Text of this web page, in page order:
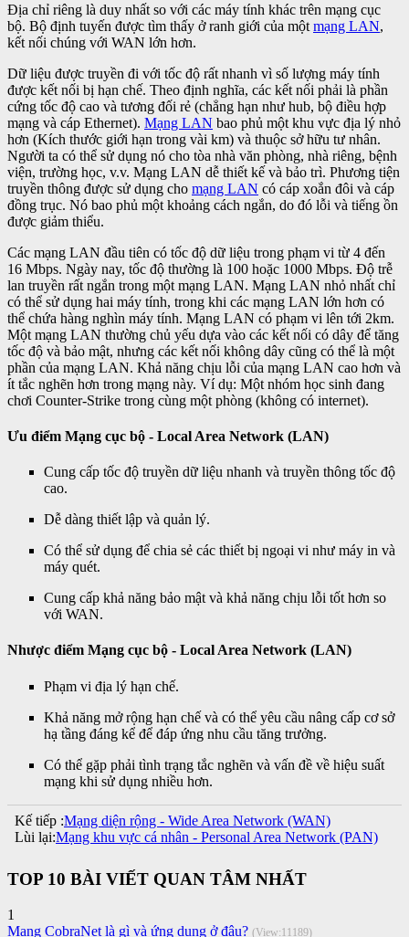
Địa chỉ riêng là duy nhất so với các máy tính khác trên mạng cục
bộ. Bộ định tuyến được tìm thấy ở ranh giới của một mạng LAN,
kết nối chúng với WAN lớn hơn.
Dữ liệu được truyền đi với tốc độ rất nhanh vì số lượng máy tính
được kết nối bị hạn chế. Theo định nghĩa, các kết nối phải là phần
cứng tốc độ cao và tương đối rẻ (chẳng hạn như hub, bộ điều hợp
mạng và cáp Ethernet). Mạng LAN bao phủ một khu vực địa lý nhỏ
hơn (Kích thước giới hạn trong vài km) và thuộc sở hữu tư nhân.
Người ta có thể sử dụng nó cho tòa nhà văn phòng, nhà riêng, bệnh
viện, trường học, v.v. Mạng LAN dễ thiết kế và bảo trì. Phương tiện
truyền thông được sử dụng cho mạng LAN có cáp xoắn đôi và cáp
đồng trục. Nó bao phủ một khoảng cách ngắn, do đó lỗi và tiếng ồn
được giảm thiểu.
Các mạng LAN đầu tiên có tốc độ dữ liệu trong phạm vi từ 4 đến
16 Mbps. Ngày nay, tốc độ thường là 100 hoặc 1000 Mbps. Độ trễ
lan truyền rất ngắn trong một mạng LAN. Mạng LAN nhỏ nhất chỉ
có thể sử dụng hai máy tính, trong khi các mạng LAN lớn hơn có
thể chứa hàng nghìn máy tính. Mạng LAN có phạm vi lên tới 2km.
Một mạng LAN thường chủ yếu dựa vào các kết nối có dây để tăng
tốc độ và bảo mật, nhưng các kết nối không dây cũng có thể là một
phần của mạng LAN. Khả năng chịu lỗi của mạng LAN cao hơn và
ít tắc nghẽn hơn trong mạng này. Ví dụ: Một nhóm học sinh đang
chơi Counter-Strike trong cùng một phòng (không có internet).
Ưu điểm Mạng cục bộ - Local Area Network (LAN)
Cung cấp tốc độ truyền dữ liệu nhanh và truyền thông tốc độ
cao.
Dễ dàng thiết lập và quản lý.
Có thể sử dụng để chia sẻ các thiết bị ngoại vi như máy in và
máy quét.
Cung cấp khả năng bảo mật và khả năng chịu lỗi tốt hơn so
với WAN.
Nhược điểm Mạng cục bộ - Local Area Network (LAN)
Phạm vi địa lý hạn chế.
Khả năng mở rộng hạn chế và có thể yêu cầu nâng cấp cơ sở
hạ tầng đáng kể để đáp ứng nhu cầu tăng trưởng.
Có thể gặp phải tình trạng tắc nghẽn và vấn đề về hiệu suất
mạng khi sử dụng nhiều hơn.
Kế tiếp :Mạng diện rộng - Wide Area Network (WAN)
Lùi lại:Mạng khu vực cá nhân - Personal Area Network (PAN)
TOP 10 BÀI VIẾT QUAN TÂM NHẤT
1
Mạng CobraNet là gì và ứng dụng ở đâu? (View:11189)